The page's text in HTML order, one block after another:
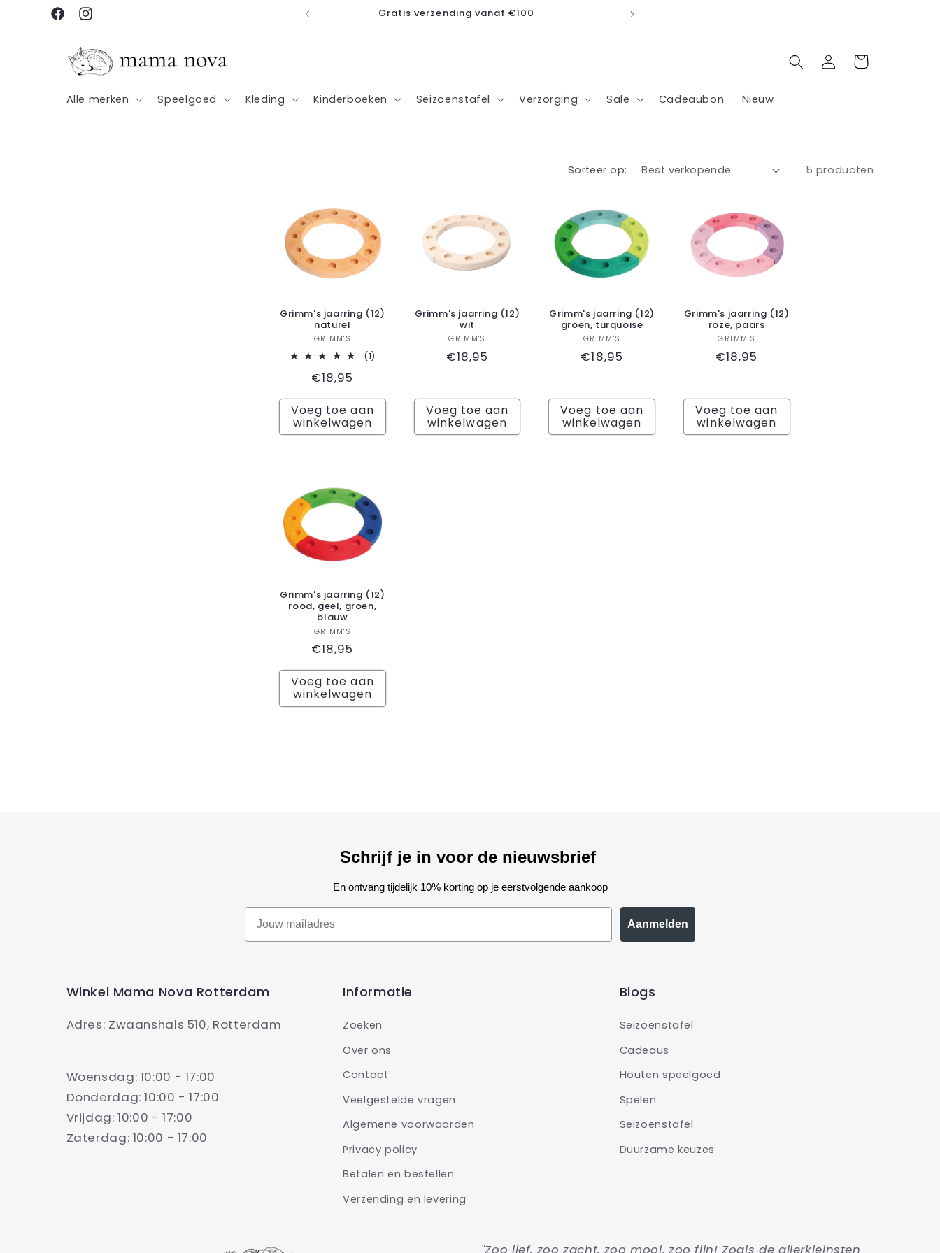
Meteen
naar deFacebookInstagram
Winkel in Rotterdam Gratis verzending vanaf €100
Alle merken Speelgoed Kleding Kinderboeken Seizoenstafel Verzorging Sale Cadeaubon Nieuw
Inloggen
Winkelwagen
Sorteer op: 5 producten
Grimm's jaarring (12)
naturel
Verkoper:
GRIMM'S
(1)
Normale
prijs
€18,95
Voeg toe aan
winkelwagen
Grimm's jaarring (12)
wit
Verkoper:
GRIMM'S
Normale
€18,95
Voeg toe aan
winkelwagen
Grimm's jaarring (12)
groen, turquoise
Verkoper:
GRIMM'S
Normale
€18,95
Voeg toe aan
winkelwagen
Grimm's jaarring (12)
roze, paars
Verkoper:
GRIMM'S
Normale
€18,95
Voeg toe aan
winkelwagen
Grimm's jaarring (12)
rood, geel, groen,
blauw
Verkoper:
GRIMM'S
Normale
prijs
€18,95
Voeg toe aan
winkelwagen
Schrijf je in voor de nieuwsbrief
En ontvang tijdelijk 10% korting op je eerstvolgende aankoop
Aanmelden
Winkel Mama Nova Rotterdam
Adres: Zwaanshals 510, Rotterdam
Woensdag: 10:00 - 17:00
Donderdag: 10:00 - 17:00
Vrijdag: 10:00 - 17:00
Zaterdag: 10:00 - 17:00
Informatie
Zoeken
Over ons
Contact
Veelgestelde vragen
Algemene voorwaarden
Privacy policy
Betalen en bestellen
Verzending en levering
Blogs
Seizoenstafel
Cadeaus
Houten speelgoed
Spelen
Seizoenstafel
Duurzame keuzes
"Zoo lief, zoo zacht, zoo mooi, zoo fijn! Zoals de allerkleinsten